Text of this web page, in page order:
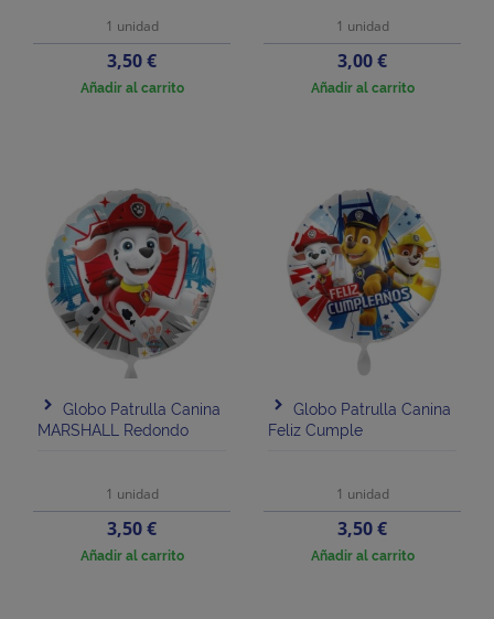
1 unidad
Precio
3,50 €
Añadir al carrito
1 unidad
Precio
3,00 €
Añadir al carrito
Globo Patrulla Canina
MARSHALL Redondo
1 unidad
Precio
3,50 €
Añadir al carrito
Globo Patrulla Canina
Feliz Cumple
1 unidad
Precio
3,50 €
Añadir al carrito